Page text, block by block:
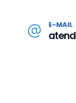
E-MAIL